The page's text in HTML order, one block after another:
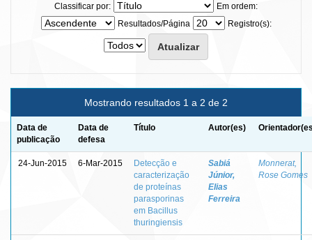
Classificar por:
Em ordem:
Resultados/Página
Registro(s):
Mostrando resultados 1 a 2 de 2
Data de
publicação
Data de
defesa
Título Autor(es)
24-Jun-2015 6-Mar-2015
Detecção e
caracterização
de proteínas
parasporinas
em Bacillus
thuringiensis
Sabiá
Júnior,
Elias
Ferreira
Monnerat,
Rose Gomes